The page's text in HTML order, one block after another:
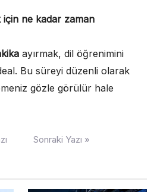
ne kadar zaman
ayırmak, dil öğrenimini
Bu süreyi düzenli olarak
gözle görülür hale
Sonraki Yazı »